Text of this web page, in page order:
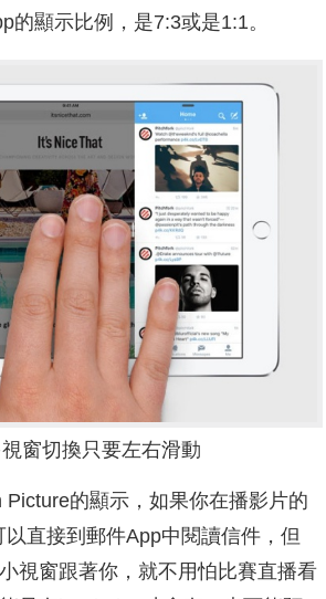
的顯示比例，是7:3或是1:1。
窗切換只要左右滑動
Picture的顯示，如果你在播影片的
直接到郵件App中閱讀信件，但
視窗跟著你，就不用怕比賽直播看